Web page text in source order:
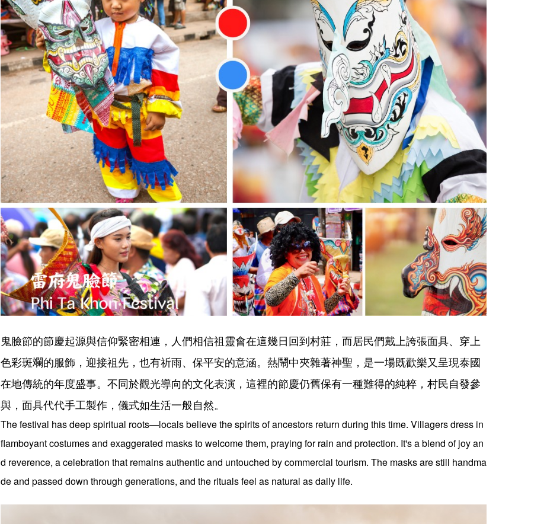
鬼臉節的節慶起源與信仰緊密相連，人們相信祖靈會在這幾日回到村莊，而居民們戴上誇張面具、穿上
色彩斑斕的服飾，迎接祖先，也有祈雨、保平安的意涵。熱鬧中夾雜著神聖，是一場既歡樂又呈現泰國
在地傳統的年度盛事。不同於觀光導向的文化表演，這裡的節慶仍舊保有一種難得的純粹，村民自發參
與，面具代代手工製作，儀式如生活一般自然。
The festival has deep spiritual roots—locals believe the spirits of ancestors return during this time. Villagers dress in
flamboyant costumes and exaggerated masks to welcome them, praying for rain and protection. It's a blend of joy an
d reverence, a celebration that remains authentic and untouched by commercial tourism. The masks are still handma
de and passed down through generations, and the rituals feel as natural as daily life.